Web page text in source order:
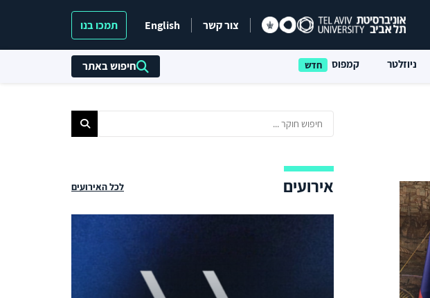
צור קשר English תמכו בנו
ניוזלטר קמפוס חיפוש באתר
אירועים לכל האירועים